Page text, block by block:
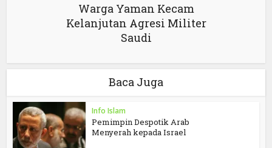
Warga Yaman Kecam
Kelanjutan Agresi Militer
Saudi
Baca Juga
Info Islam
Pemimpin Despotik Arab
Menyerah kepada Israel